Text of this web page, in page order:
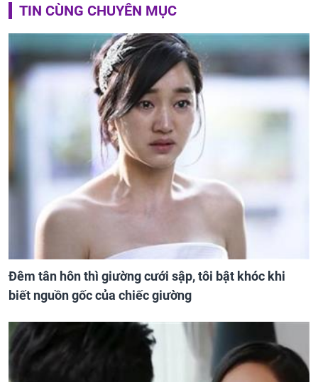
TIN CÙNG CHUYÊN MỤC
Đêm tân hôn thì giường cưới sập, tôi bật khóc khi
biết nguồn gốc của chiếc giường